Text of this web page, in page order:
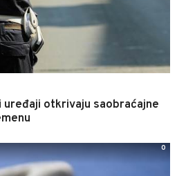
uređaji otkrivaju saobraćajne
0